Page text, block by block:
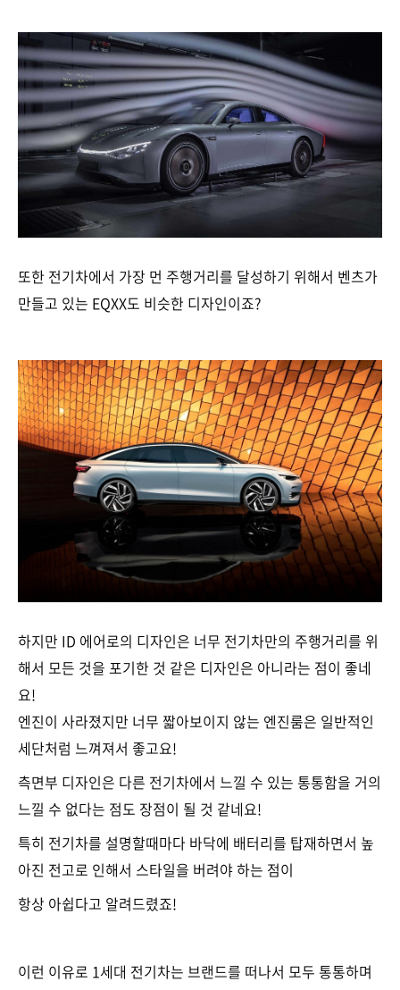
또한 전기차에서 가장 먼 주행거리를 달성하기 위해서 벤츠가
만들고 있는 EQXX도 비슷한 디자인이죠?
하지만 ID 에어로의 디자인은 너무 전기차만의 주행거리를 위
해서 모든 것을 포기한 것 같은 디자인은 아니라는 점이 좋네
요!
엔진이 사라졌지만 너무 짧아보이지 않는 엔진룸은 일반적인
세단처럼 느껴져서 좋고요!
측면부 디자인은 다른 전기차에서 느낄 수 있는 통통함을 거의
느낄 수 없다는 점도 장점이 될 것 같네요!
특히 전기차를 설명할때마다 바닥에 배터리를 탑재하면서 높
아진 전고로 인해서 스타일을 버려야 하는 점이
항상 아쉽다고 알려드렸죠!
이런 이유로 1세대 전기차는 브랜드를 떠나서 모두 통통하며